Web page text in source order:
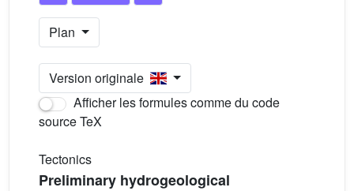
Plan
Version originale
Afficher les formules comme du code
source TeX
Tectonics
Preliminary hydrogeological